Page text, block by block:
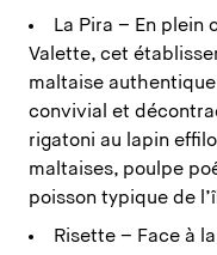
La Pira – En
Valette, cet
maltaise
convivial et
rigatoni au lapin
maltaises, poulpe
poisson typique de
Risette – Face à